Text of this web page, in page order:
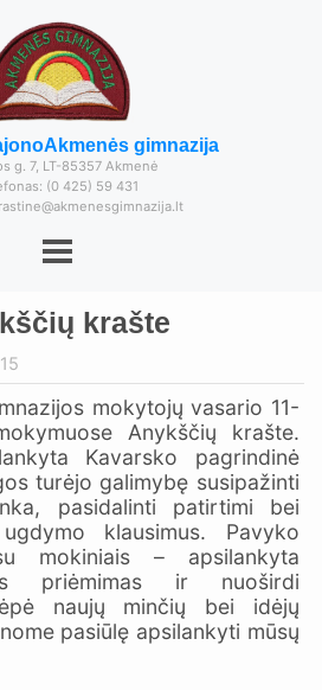
Akmenės gimnazija
g. 7, LT-85357 Akmenė
(0 425) 59 431
krašte
mokytojų vasario 11-
Anykščių krašte.
Kavarsko pagrindinė
turėjo galimybę susipažinti
pasidalinti patirtimi bei
klausimus. Pavyko
mokiniais – apsilankyta
priėmimas ir nuoširdi
naujų minčių bei idėjų
pasiūlę apsilankyti mūsų